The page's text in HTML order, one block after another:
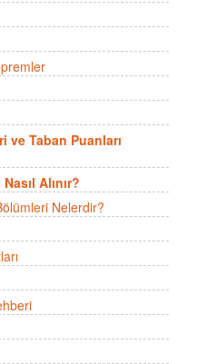
ve Taban Puanları
Alınır?
Nelerdir?